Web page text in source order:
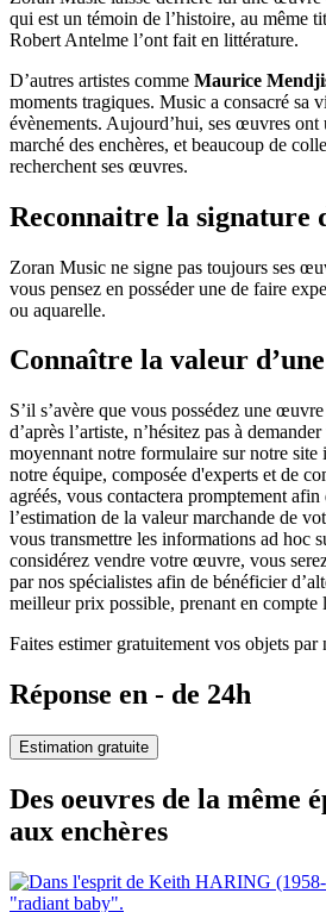
qui est un témoin de l’histoire, au même
Robert Antelme l’ont fait en littérature.
D’autres artistes comme Maurice
moments tragiques. Music a consacré sa
évènements. Aujourd’hui, ses œuvres ont
marché des enchères, et beaucoup de
recherchent ses œuvres.
Reconnaitre la signature
Zoran Music ne signe pas toujours ses
vous pensez en posséder une de faire
ou aquarelle.
Connaître la valeur
S’il s’avère que vous possédez une
d’après l’artiste, n’hésitez pas à
moyennant notre formulaire sur notre site
notre équipe, composée d'experts et de
agréés, vous contactera promptement
l’estimation de la valeur marchande de
vous transmettre les informations ad hoc
considérez vendre votre œuvre, vous
par nos spécialistes afin de bénéficier
meilleur prix possible, prenant en compte
Faites estimer gratuitement vos objets par
Réponse en - de 24h
Estimation gratuite
Des oeuvres de la même
aux enchères